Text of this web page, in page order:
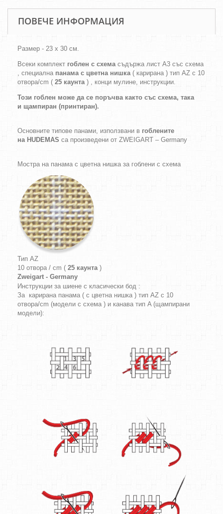
ПОВЕЧЕ ИНФОРМАЦИЯ
Размер - 23 х 30 см.
Всеки комплект гоблен с схемасъдържа лист А3 със схема
, специална панама с цветна нишка( карирана ) тип AZ с 10
отвора/cm ( 25 каунта) , конци мулине, инструкции.
Този гоблен може да се поръчва както със схема, така
и щампиран (принтиран).
Основните типове панами, използвани в гоблените
на HUDEMAS са произведени от ZWEIGART – Germany
Мостра на панама с цветна нишка за гоблени с схема
Тип AZ
10 отвора / cm ( 25 каунта)
Zweigart - Germany
Инструкции за шиене с класически бод :
За карирана панама ( с цветна нишка ) тип AZ с 10
отвора/cm (модели с схема ) и канава тип A (щампирани
модели):